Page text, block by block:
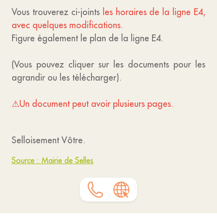
Vous trouverez ci-joints les horaires de la ligne E4,
avec quelques modifications.
Figure également le plan de la ligne E4.
(Vous pouvez cliquer sur les documents pour les
agrandir ou les télécharger).
⚠Un document peut avoir plusieurs pages.
Selloisement Vôtre.
Source : Mairie de Selles